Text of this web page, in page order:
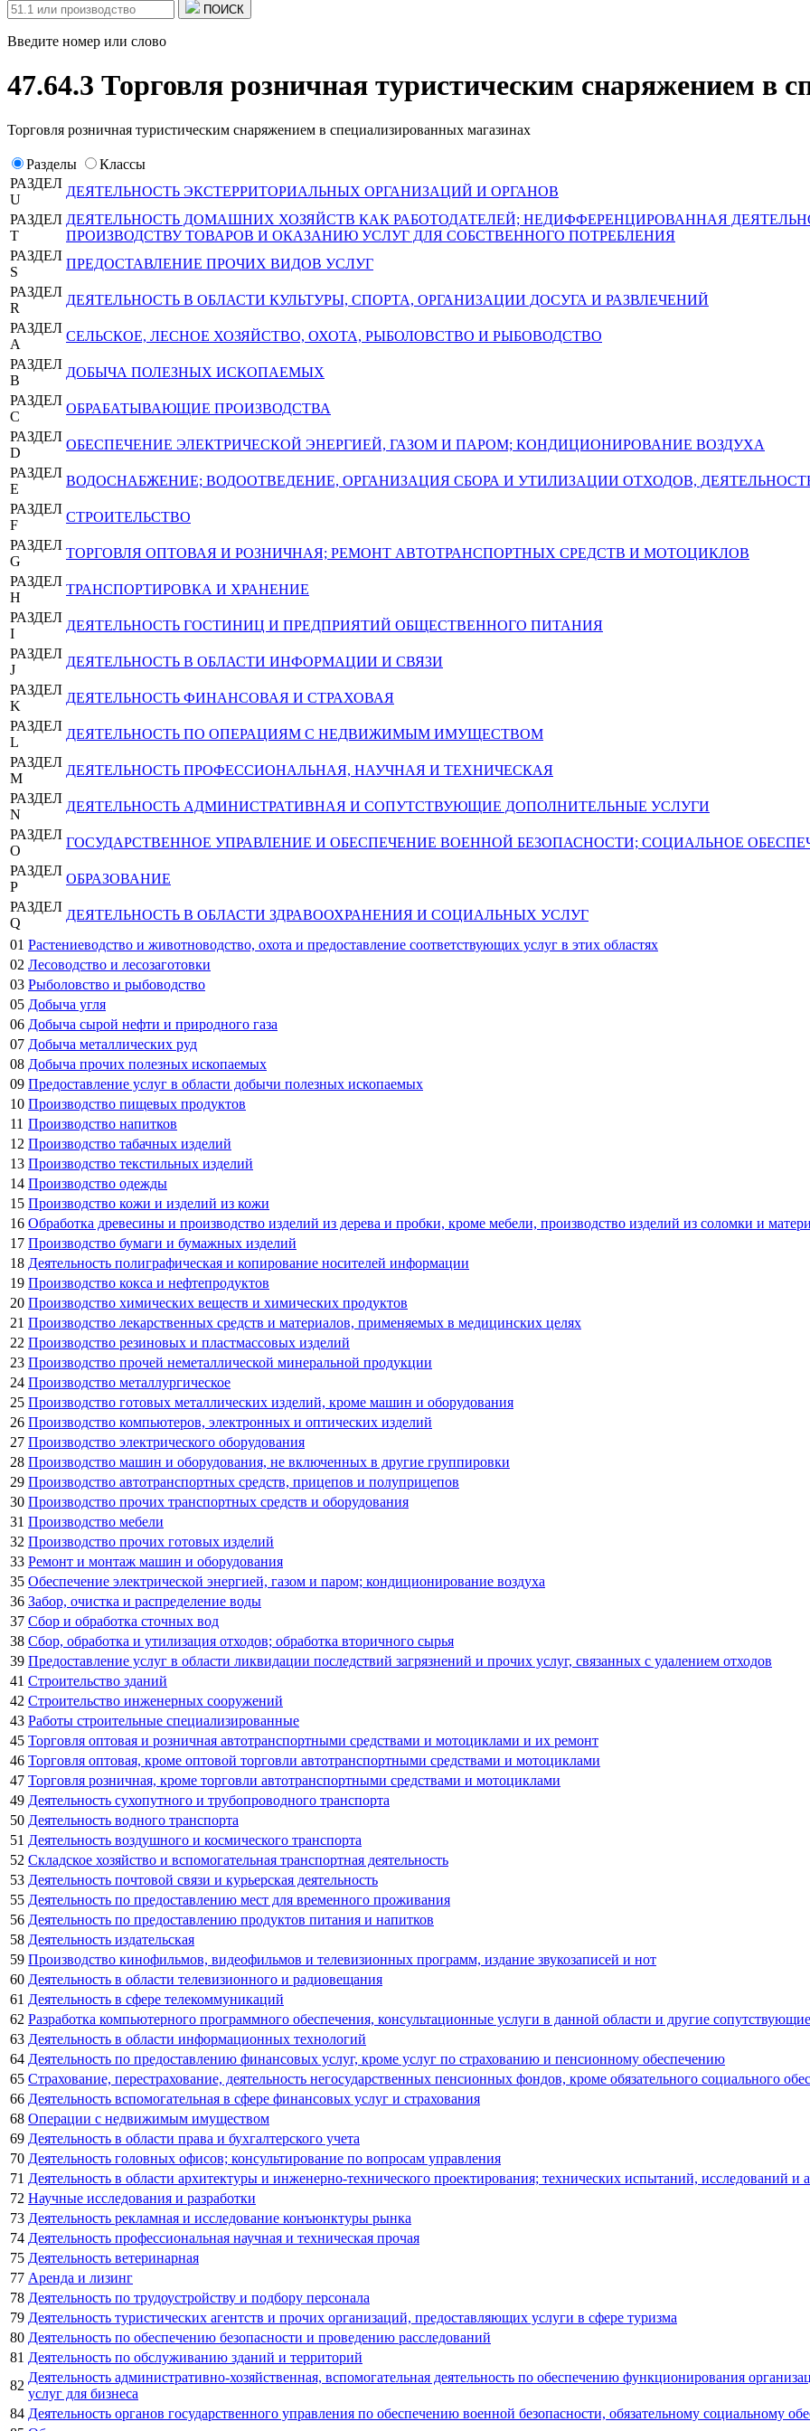
ПОИСК
Введите номер или слово
47.64.3 Торговля розничная туристическим снаряжением в
Торговля розничная туристическим снаряжением в специализированных магазинах
Разделы
Классы
РАЗДЕЛ
U
ДЕЯТЕЛЬНОСТЬ ЭКСТЕРРИТОРИАЛЬНЫХ ОРГАНИЗАЦИЙ И ОРГАНОВ
РАЗДЕЛ
T
ДЕЯТЕЛЬНОСТЬ ДОМАШНИХ ХОЗЯЙСТВ КАК РАБОТОДАТЕЛЕЙ; НЕДИФФЕРЕНЦИРОВАННАЯ
ПРОИЗВОДСТВУ ТОВАРОВ И ОКАЗАНИЮ УСЛУГ ДЛЯ СОБСТВЕННОГО ПОТРЕБЛЕНИЯ
РАЗДЕЛ
S
ПРЕДОСТАВЛЕНИЕ ПРОЧИХ ВИДОВ УСЛУГ
РАЗДЕЛ
R
ДЕЯТЕЛЬНОСТЬ В ОБЛАСТИ КУЛЬТУРЫ, СПОРТА, ОРГАНИЗАЦИИ ДОСУГА И РАЗВЛЕЧЕНИЙ
РАЗДЕЛ
A
СЕЛЬСКОЕ, ЛЕСНОЕ ХОЗЯЙСТВО, ОХОТА, РЫБОЛОВСТВО И РЫБОВОДСТВО
РАЗДЕЛ
B
ДОБЫЧА ПОЛЕЗНЫХ ИСКОПАЕМЫХ
РАЗДЕЛ
C
ОБРАБАТЫВАЮЩИЕ ПРОИЗВОДСТВА
РАЗДЕЛ
D
ОБЕСПЕЧЕНИЕ ЭЛЕКТРИЧЕСКОЙ ЭНЕРГИЕЙ, ГАЗОМ И ПАРОМ; КОНДИЦИОНИРОВАНИЕ ВОЗДУХА
РАЗДЕЛ
E
ВОДОСНАБЖЕНИЕ; ВОДООТВЕДЕНИЕ, ОРГАНИЗАЦИЯ СБОРА И УТИЛИЗАЦИИ ОТХОДОВ,
РАЗДЕЛ
F
СТРОИТЕЛЬСТВО
РАЗДЕЛ
G
ТОРГОВЛЯ ОПТОВАЯ И РОЗНИЧНАЯ; РЕМОНТ АВТОТРАНСПОРТНЫХ СРЕДСТВ И МОТОЦИКЛОВ
РАЗДЕЛ
H
ТРАНСПОРТИРОВКА И ХРАНЕНИЕ
РАЗДЕЛ
I
ДЕЯТЕЛЬНОСТЬ ГОСТИНИЦ И ПРЕДПРИЯТИЙ ОБЩЕСТВЕННОГО ПИТАНИЯ
РАЗДЕЛ
J
ДЕЯТЕЛЬНОСТЬ В ОБЛАСТИ ИНФОРМАЦИИ И СВЯЗИ
РАЗДЕЛ
K
ДЕЯТЕЛЬНОСТЬ ФИНАНСОВАЯ И СТРАХОВАЯ
РАЗДЕЛ
L
ДЕЯТЕЛЬНОСТЬ ПО ОПЕРАЦИЯМ С НЕДВИЖИМЫМ ИМУЩЕСТВОМ
РАЗДЕЛ
M
ДЕЯТЕЛЬНОСТЬ ПРОФЕССИОНАЛЬНАЯ, НАУЧНАЯ И ТЕХНИЧЕСКАЯ
РАЗДЕЛ
N
ДЕЯТЕЛЬНОСТЬ АДМИНИСТРАТИВНАЯ И СОПУТСТВУЮЩИЕ ДОПОЛНИТЕЛЬНЫЕ УСЛУГИ
РАЗДЕЛ
O
ГОСУДАРСТВЕННОЕ УПРАВЛЕНИЕ И ОБЕСПЕЧЕНИЕ ВОЕННОЙ БЕЗОПАСНОСТИ; СОЦИАЛЬНОЕ
РАЗДЕЛ
P
ОБРАЗОВАНИЕ
РАЗДЕЛ
Q
ДЕЯТЕЛЬНОСТЬ В ОБЛАСТИ ЗДРАВООХРАНЕНИЯ И СОЦИАЛЬНЫХ УСЛУГ
01 Растениеводство и животноводство, охота и предоставление соответствующих услуг в этих областях
02 Лесоводство и лесозаготовки
03 Рыболовство и рыбоводство
05 Добыча угля
06 Добыча сырой нефти и природного газа
07 Добыча металлических руд
08 Добыча прочих полезных ископаемых
09 Предоставление услуг в области добычи полезных ископаемых
10 Производство пищевых продуктов
11 Производство напитков
12 Производство табачных изделий
13 Производство текстильных изделий
14 Производство одежды
15 Производство кожи и изделий из кожи
16 Обработка древесины и производство изделий из дерева и пробки, кроме мебели, производство изделий из соломки и
17 Производство бумаги и бумажных изделий
18 Деятельность полиграфическая и копирование носителей информации
19 Производство кокса и нефтепродуктов
20 Производство химических веществ и химических продуктов
21 Производство лекарственных средств и материалов, применяемых в медицинских целях
22 Производство резиновых и пластмассовых изделий
23 Производство прочей неметаллической минеральной продукции
24 Производство металлургическое
25 Производство готовых металлических изделий, кроме машин и оборудования
26 Производство компьютеров, электронных и оптических изделий
27 Производство электрического оборудования
28 Производство машин и оборудования, не включенных в другие группировки
29 Производство автотранспортных средств, прицепов и полуприцепов
30 Производство прочих транспортных средств и оборудования
31 Производство мебели
32 Производство прочих готовых изделий
33 Ремонт и монтаж машин и оборудования
35 Обеспечение электрической энергией, газом и паром; кондиционирование воздуха
36 Забор, очистка и распределение воды
37 Сбор и обработка сточных вод
38 Сбор, обработка и утилизация отходов; обработка вторичного сырья
39 Предоставление услуг в области ликвидации последствий загрязнений и прочих услуг, связанных с удалением отходов
41 Строительство зданий
42 Строительство инженерных сооружений
43 Работы строительные специализированные
45 Торговля оптовая и розничная автотранспортными средствами и мотоциклами и их ремонт
46 Торговля оптовая, кроме оптовой торговли автотранспортными средствами и мотоциклами
47 Торговля розничная, кроме торговли автотранспортными средствами и мотоциклами
49 Деятельность сухопутного и трубопроводного транспорта
50 Деятельность водного транспорта
51 Деятельность воздушного и космического транспорта
52 Складское хозяйство и вспомогательная транспортная деятельность
53 Деятельность почтовой связи и курьерская деятельность
55 Деятельность по предоставлению мест для временного проживания
56 Деятельность по предоставлению продуктов питания и напитков
58 Деятельность издательская
59 Производство кинофильмов, видеофильмов и телевизионных программ, издание звукозаписей и нот
60 Деятельность в области телевизионного и радиовещания
61 Деятельность в сфере телекоммуникаций
62 Разработка компьютерного программного обеспечения, консультационные услуги в данной области и другие
63 Деятельность в области информационных технологий
64 Деятельность по предоставлению финансовых услуг, кроме услуг по страхованию и пенсионному обеспечению
65 Страхование, перестрахование, деятельность негосударственных пенсионных фондов, кроме обязательного социального
66 Деятельность вспомогательная в сфере финансовых услуг и страхования
68 Операции с недвижимым имуществом
69 Деятельность в области права и бухгалтерского учета
70 Деятельность головных офисов; консультирование по вопросам управления
71 Деятельность в области архитектуры и инженерно-технического проектирования; технических испытаний, исследований и
72 Научные исследования и разработки
73 Деятельность рекламная и исследование конъюнктуры рынка
74 Деятельность профессиональная научная и техническая прочая
75 Деятельность ветеринарная
77 Аренда и лизинг
78 Деятельность по трудоустройству и подбору персонала
79 Деятельность туристических агентств и прочих организаций, предоставляющих услуги в сфере туризма
80 Деятельность по обеспечению безопасности и проведению расследований
81 Деятельность по обслуживанию зданий и территорий
82
Деятельность административно-хозяйственная, вспомогательная деятельность по обеспечению функционирования
услуг для бизнеса
84 Деятельность органов государственного управления по обеспечению военной безопасности, обязательному социальному